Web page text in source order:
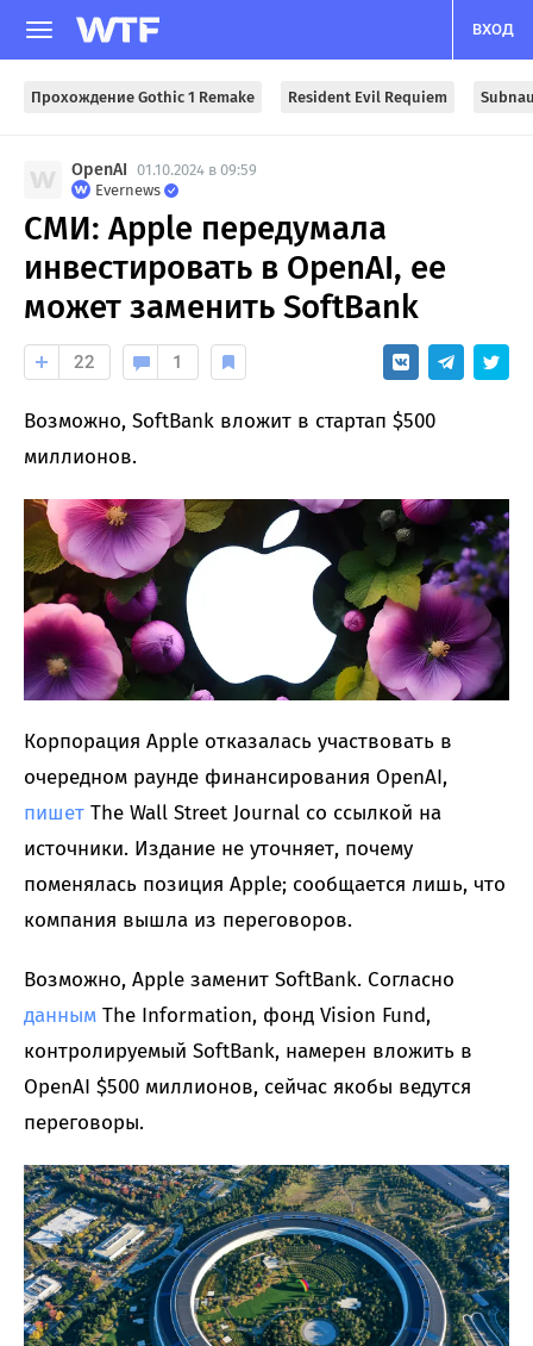
ВХОД
Прохождение Gothic 1 Remake Resident Evil Requiem
OpenAI 01.10.2024 в 09:59
Evernews
СМИ: Apple передумала
инвестировать в OpenAI, ее
может заменить SoftBank
22 1
Возможно, SoftBank вложит в стартап $500
миллионов.
Корпорация Apple отказалась участвовать в
очередном раунде финансирования OpenAI,
пишет The Wall Street Journal со ссылкой на
источники. Издание не уточняет, почему
поменялась позиция Apple; сообщается лишь, что
компания вышла из переговоров.
Возможно, Apple заменит SoftBank. Согласно
данным The Information, фонд Vision Fund,
контролируемый SoftBank, намерен вложить в
OpenAI $500 миллионов, сейчас якобы ведутся
переговоры.